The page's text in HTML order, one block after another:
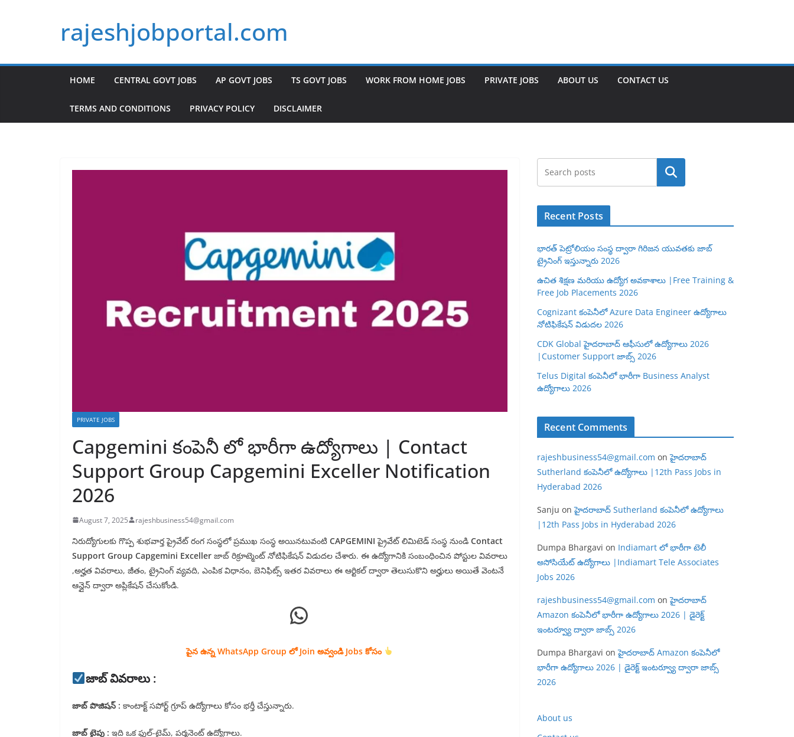
rajeshjobportal.com
HOME CENTRAL GOVT JOBS AP GOVT JOBS TS GOVT JOBS WORK FROM HOME JOBS PRIVATE JOBS ABOUT US CONTACT US
TERMS AND CONDITIONS PRIVACY POLICY DISCLAIMER
PRIVATE JOBS
Capgemini కంపెనీ లో భారీగా ఉద్యోగాలు | Contact
Support Group Capgemini Exceller Notification
2026
August 7, 2025 rajeshbusiness54@gmail.com
నిరుద్యోగులకు గొప్ప శుభవార్త ప్రైవేట్ రంగ సంస్థలో ప్రముఖ సంస్థ అయినటువంటి CAPGEMINIప్రైవేట్ లిమిటెడ్ సంస్థ నుండి Contact
Support Group Capgemini Exceller జాబ్ రిక్రూట్మెంట్ నోటిఫికేషన్ విడుదల చేశారు. ఈ ఉద్యోగానికి సంబంధించిన పోస్టుల వివరాలు
,అర్హత వివరాలు, జీతం, ట్రైనింగ్ వ్యవది, ఎంపిక విధానం, బెనిఫిట్స్ ఇతర వివరాలు ఈ ఆర్టికల్ ద్వారా తెలుసుకొని అర్హులు అయితే వెంటనే
ఆన్లైన్ ద్వారా అప్లికేషన్ చేసుకోండి.
WhatsApp
పైన ఉన్న WhatsApp Group లో Join అవ్వండి Jobs కోసం
జాబ్ వివరాలు :
జాబ్ పొజిషన్ : కాంటాక్ట్ సపోర్ట్ గ్రూప్ ఉద్యోగాలు కోసం భర్తీ చేస్తున్నారు.
జాబ్ టైపు : ఇది ఒక ఫుల్-టైమ్, పర్మనెంట్ ఉద్యోగాలు.
Search
Recent Posts
భారత్ పెట్రోలియం సంస్థ ద్వారా గిరిజన యువతకు జాబ్
ట్రైనింగ్ ఇస్తున్నారు 2026
ఉచిత శిక్షణ మరియు ఉద్యోగ అవకాశాలు |Free Training &
Free Job Placements 2026
Cognizant కంపెనీలో Azure Data Engineer ఉద్యోగాలు
నోటిఫికేషన్ విడుదల 2026
CDK Global హైదరాబాద్ ఆఫీసులో ఉద్యోగాలు 2026
|Customer Support జాబ్స్ 2026
Telus Digital కంపెనీలో భారీగా Business Analyst
ఉద్యోగాలు 2026
Recent Comments
rajeshbusiness54@gmail.com onహైదరాబాద్
Sutherland కంపెనీలో ఉద్యోగాలు |12th Pass Jobs in
Hyderabad 2026
Sanju onహైదరాబాద్ Sutherland కంపెనీలో ఉద్యోగాలు
|12th Pass Jobs in Hyderabad 2026
Dumpa Bhargavi on Indiamart లో భారీగా టెలీ
అసోసియేట్ ఉద్యోగాలు |Indiamart Tele Associates
Jobs 2026
rajeshbusiness54@gmail.com onహైదరాబాద్
Amazon కంపెనీలో భారీగా ఉద్యోగాలు 2026 | డైరెక్ట్
ఇంటర్వ్యూ ద్వారా జాబ్స్ 2026
Dumpa Bhargavi onహైదరాబాద్ Amazon కంపెనీలో
భారీగా ఉద్యోగాలు 2026 | డైరెక్ట్ ఇంటర్వ్యూ ద్వారా జాబ్స్
2026
About us